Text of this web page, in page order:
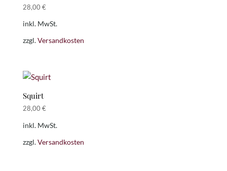
28,00 €
inkl. MwSt.
zzgl.Versandkosten
Squirt
28,00 €
inkl. MwSt.
zzgl.Versandkosten